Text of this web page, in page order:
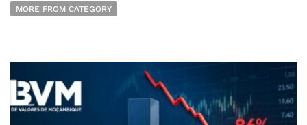
MORE FROM CATEGORY